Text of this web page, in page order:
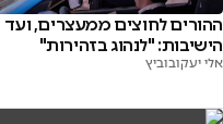
ההורים לחוצים ממעצרים, ועד
הישיבות: "לנהוג בזהירות"
אלי יעקובוביץ